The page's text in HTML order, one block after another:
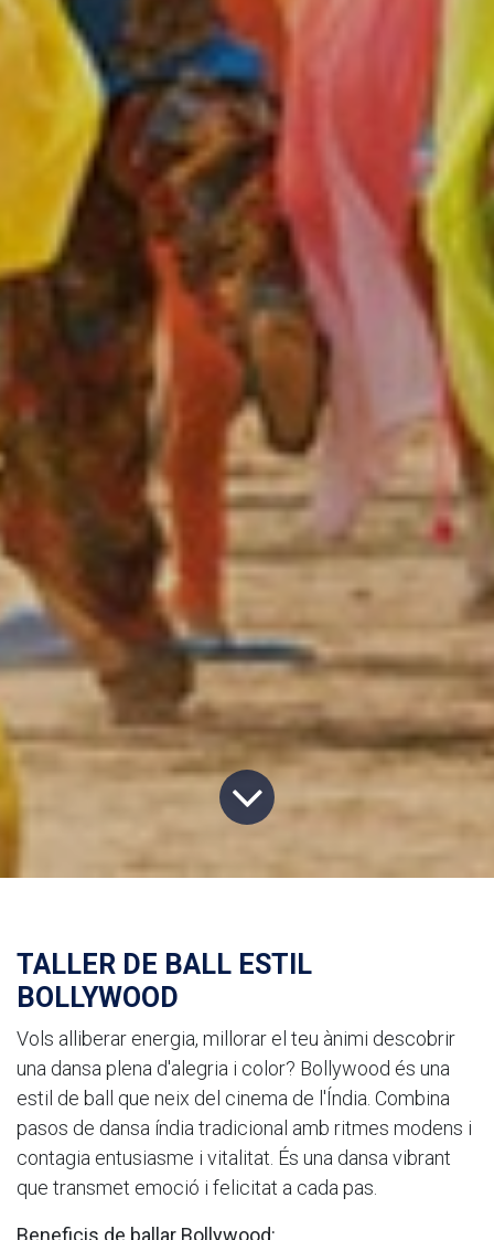
TALLER DE BALL ESTIL
BOLLYWOOD
Vols alliberar energia, millorar el teu ànimi descobrir
una dansa plena d'alegria i color? Bollywood és una
estil de ball que neix del cinema de l'Índia. Combina
pasos de dansa índia tradicional amb ritmes modens i
contagia entusiasme i vitalitat. És una dansa vibrant
que transmet emoció i felicitat a cada pas.
Beneficis de ballar Bollywood: